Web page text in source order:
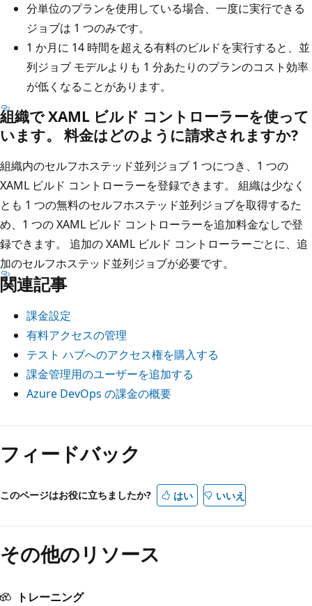
分単位のプランを使用している場合、一度に実行できる
ジョブは 1 つのみです。
1 か月に 14 時間を超える有料のビルドを実行すると、並
列ジョブ モデルよりも 1 分あたりのプランのコスト効率
が低くなることがあります。
組織で XAML ビルド コントローラーを使って
います。 料金はどのように請求されますか?
組織内のセルフホステッド並列ジョブ 1 つにつき、1 つの
XAML ビルド コントローラーを登録できます。 組織は少なく
とも 1 つの無料のセルフホステッド並列ジョブを取得するた
め、1 つの XAML ビルド コントローラーを追加料金なしで登
録できます。 追加の XAML ビルド コントローラーごとに、追
加のセルフホステッド並列ジョブが必要です。
関連記事
課金設定
有料アクセスの管理
テスト ハブへのアクセス権を購入する
課金管理用のユーザーを追加する
Azure DevOps の課金の概要
フィードバック
このページはお役に立ちましたか? はい いいえ
その他のリソース
トレーニング